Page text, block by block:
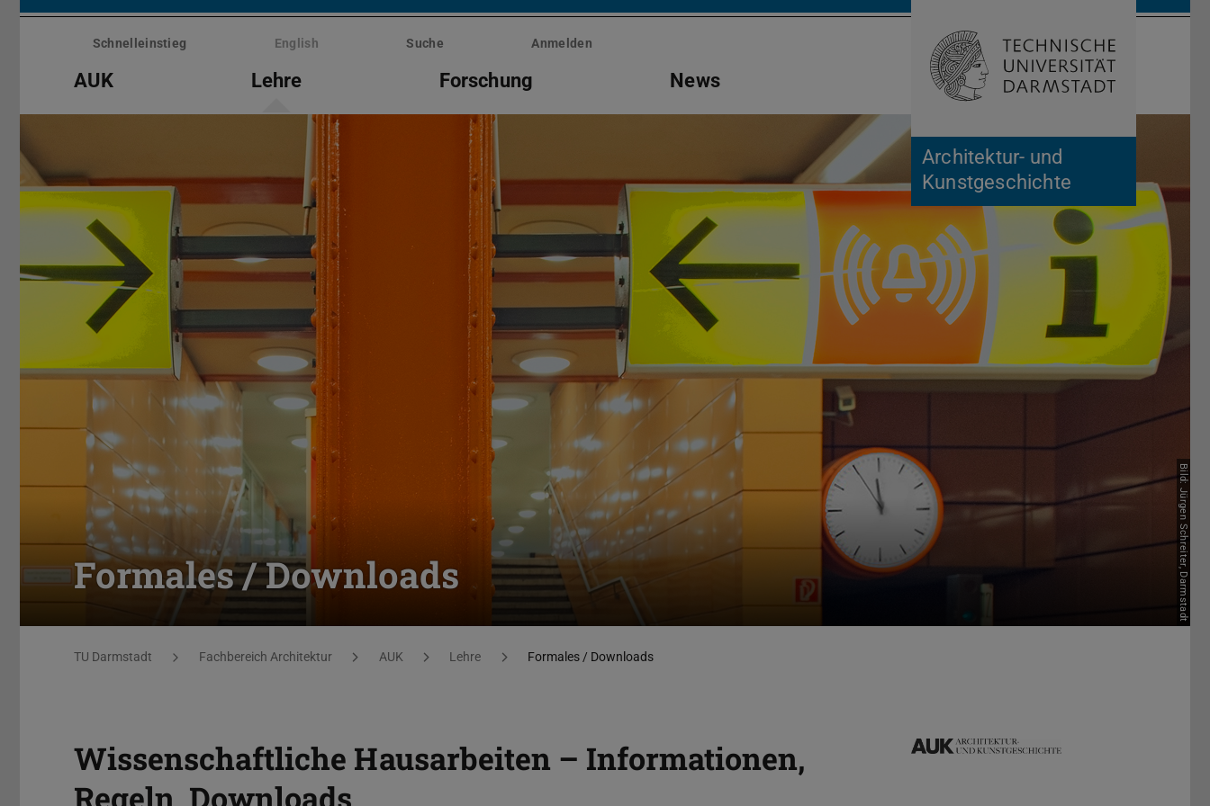
Menü
überspringen
Architektur- und
Kunstgeschichte
Schnelleinstieg English Suche Anmelden
AUK Lehre Forschung News Suche öffnen
Formales / Downloads Bild: Jürgen Schreiter, Darmstadt
Sie befinden sich hier:
TU Darmstadt Fachbereich Architektur AUK Lehre Formales / Downloads
Wissenschaftliche Hausarbeiten – Informationen,
Regeln, Downloads